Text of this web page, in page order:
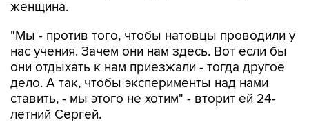
женщина.
"Мы - против того, чтобы натовцы проводили у
нас учения. Зачем они нам здесь. Вот если бы
они отдыхать к нам приезжали - тогда другое
дело. А так, чтобы эксперименты над нами
ставить, - мы этого не хотим" - вторит ей 24-
летний Сергей.